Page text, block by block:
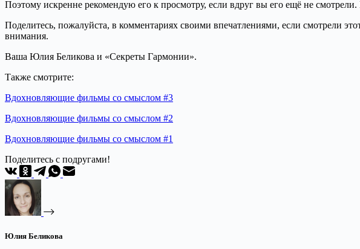
Поэтому искренне рекомендую его к просмотру, если вдруг вы его ещё не
Поделитесь, пожалуйста, в комментариях своими впечатлениями, если смотрели
внимания.
Ваша Юлия Беликова и «Секреты Гармонии».
Также смотрите:
Вдохновляющие фильмы со смыслом #3
Вдохновляющие фильмы со смыслом #2
Вдохновляющие фильмы со смыслом #1
Поделитесь с подругами!
Юлия Беликова